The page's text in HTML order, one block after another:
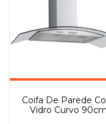
Coifa De Parede
Vidro Curvo 90cm